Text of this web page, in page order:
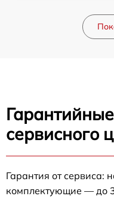
сервисного
Гарантия от сервиса:
комплектующие — до